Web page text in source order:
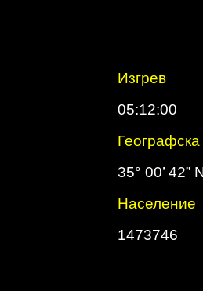
Изгрев
05:12:00
35° 00’ 42”
Население
1473746